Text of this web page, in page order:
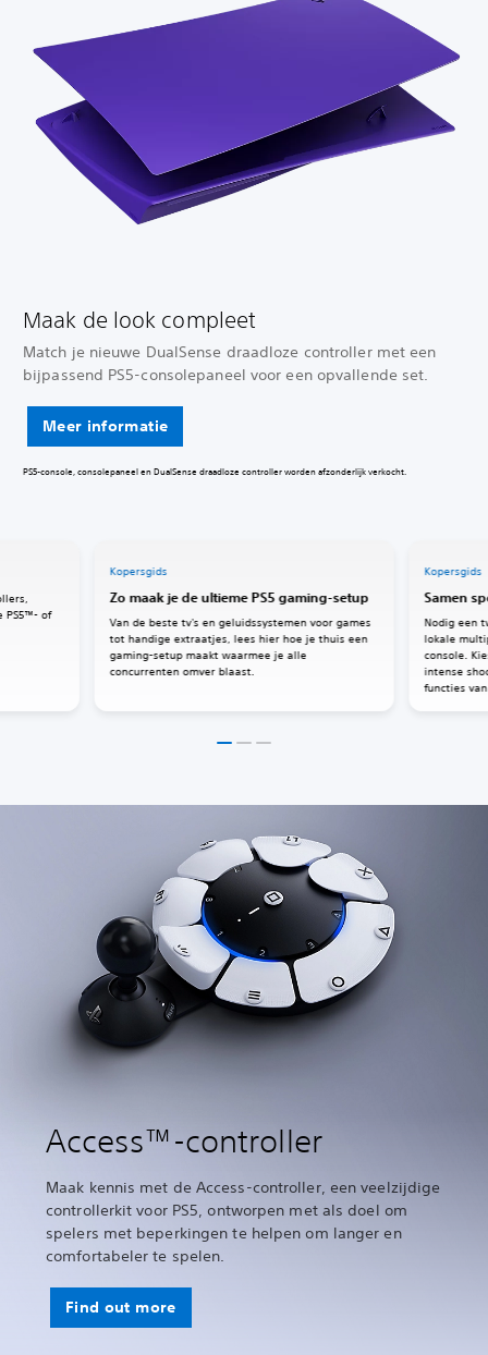
Maak de look compleet
Match je nieuwe DualSense draadloze controller met een
bijpassend PS5-consolepaneel voor een opvallende set.
Meer informatie
PS5-console, consolepaneel en DualSense draadloze controller worden afzonderlijk verkocht.
Kopersgids
Zo maak je de ultieme PS5 gaming-setup
Van de beste tv's en geluidssystemen voor games
tot handige extraatjes, lees hier hoe je thuis een
gaming-setup maakt waarmee je alle
concurrenten omver blaast.
Kopersgids
Samen
Nodig een
lokale
console.
intense
functies
PS5™- of
Access™-controller
Maak kennis met de Access-controller, een veelzijdige
controllerkit voor PS5, ontworpen met als doel om
spelers met beperkingen te helpen om langer en
comfortabeler te spelen.
Find out more